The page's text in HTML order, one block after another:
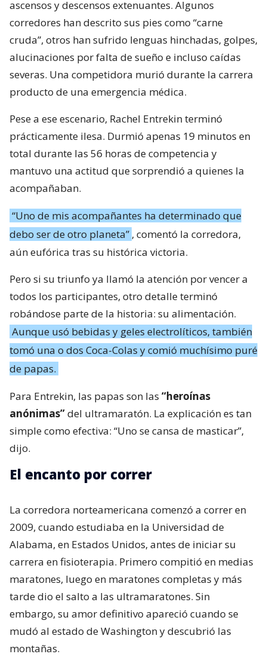
ascensos y descensos extenuantes. Algunos
corredores han descrito sus pies como “carne
cruda”, otros han sufrido lenguas hinchadas, golpes,
alucinaciones por falta de sueño e incluso caídas
severas. Una competidora murió durante la carrera
producto de una emergencia médica.
Pese a ese escenario, Rachel Entrekin terminó
prácticamente ilesa. Durmió apenas 19 minutos en
total durante las 56 horas de competencia y
mantuvo una actitud que sorprendió a quienes la
acompañaban.
“Uno de mis acompañantes ha determinado que
debo ser de otro planeta” , comentó la corredora,
aún eufórica tras su histórica victoria.
Pero si su triunfo ya llamó la atención por vencer a
todos los participantes, otro detalle terminó
robándose parte de la historia: su alimentación.
Aunque usó bebidas y geles electrolíticos, también
tomó una o dos Coca-Colas y comió muchísimo puré
de papas.
Para Entrekin, las papas son las “heroínas
anónimas”del ultramaratón. La explicación es tan
simple como efectiva: “Uno se cansa de masticar”,
dijo.
El encanto por correr
La corredora norteamericana comenzó a correr en
2009, cuando estudiaba en la Universidad de
Alabama, en Estados Unidos, antes de iniciar su
carrera en fisioterapia. Primero compitió en medias
maratones, luego en maratones completas y más
tarde dio el salto a las ultramaratones. Sin
embargo, su amor definitivo apareció cuando se
mudó al estado de Washington y descubrió las
montañas.